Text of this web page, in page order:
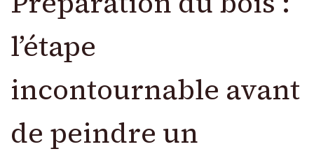
l’étape
incontournable avant
de peindre un